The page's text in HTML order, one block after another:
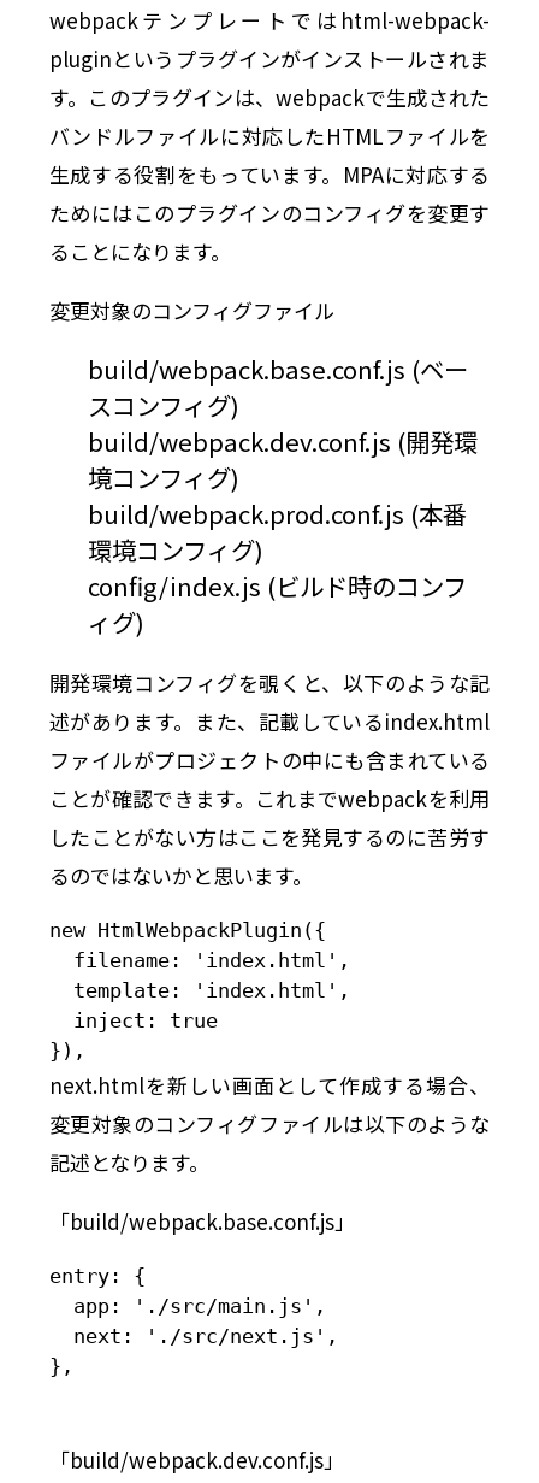
webpackテンプレートではhtml-webpack-
pluginというプラグインがインストールされま
す。このプラグインは、webpackで生成された
バンドルファイルに対応したHTMLファイルを
生成する役割をもっています。MPAに対応する
ためにはこのプラグインのコンフィグを変更す
ることになります。
変更対象のコンフィグファイル
build/webpack.base.conf.js (ベー
スコンフィグ)
build/webpack.dev.conf.js (開発環
境コンフィグ)
build/webpack.prod.conf.js (本番
環境コンフィグ)
config/index.js (ビルド時のコンフ
ィグ)
開発環境コンフィグを覗くと、以下のような記
述があります。また、記載しているindex.html
ファイルがプロジェクトの中にも含まれている
ことが確認できます。これまでwebpackを利用
したことがない方はここを発見するのに苦労す
るのではないかと思います。
new HtmlWebpackPlugin({
  filename: 'index.html',
  template: 'index.html',
  inject: true
}),
next.htmlを新しい画面として作成する場合、
変更対象のコンフィグファイルは以下のような
記述となります。
「build/webpack.base.conf.js」
entry: {
  app: './src/main.js',
  next: './src/next.js',
「build/webpack.dev.conf.js」